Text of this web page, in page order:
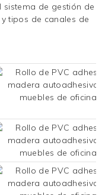
de gestión de
tipos de canales de